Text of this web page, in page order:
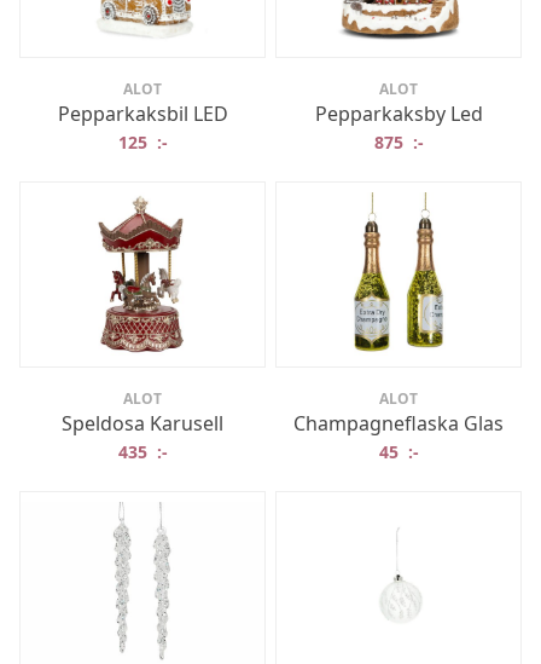
ALOT
Pepparkaksbil LED
125 :-
ALOT
Pepparkaksby Led
875 :-
ALOT
Speldosa Karusell
435 :-
ALOT
Champagneflaska Glas
45 :-